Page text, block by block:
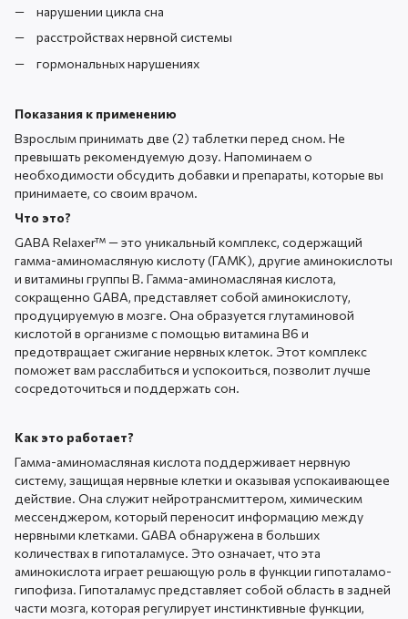
нарушении цикла сна
расстройствах нервной системы
гормональных нарушениях
Показания к применению
Взрослым принимать две (2) таблетки перед сном. Не
превышать рекомендуемую дозу. Напоминаем о
необходимости обсудить добавки и препараты, которые вы
принимаете, со своим врачом.
Что это?
GABA Relaxer™ — это уникальный комплекс, содержащий
гамма-аминомасляную кислоту (ГАМК), другие аминокислоты
и витамины группы B. Гамма-аминомасляная кислота,
сокращенно GABA, представляет собой аминокислоту,
продуцируемую в мозге. Она образуется глутаминовой
кислотой в организме с помощью витамина B6 и
предотвращает сжигание нервных клеток. Этот комплекс
поможет вам расслабиться и успокоиться, позволит лучше
сосредоточиться и поддержать сон.
Как это работает?
Гамма-аминомасляная кислота поддерживает нервную
систему, защищая нервные клетки и оказывая успокаивающее
действие. Она служит нейротрансмиттером, химическим
мессенджером, который переносит информацию между
нервными клетками. GABA обнаружена в больших
количествах в гипоталамусе. Это означает, что эта
аминокислота играет решающую роль в функции гипоталамо-
гипофиза. Гипоталамус представляет собой область в задней
части мозга, которая регулирует инстинктивные функции,